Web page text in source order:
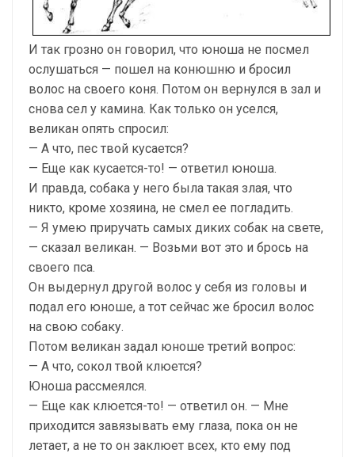
И так грозно он говорил, что юноша не посмел
ослушаться — пошел на конюшню и бросил
волос на своего коня. Потом он вернулся в зал и
снова сел у камина. Как только он уселся,
великан опять спросил:
— А что, пес твой кусается?
— Еще как кусается-то! — ответил юноша.
И правда, собака у него была такая злая, что
никто, кроме хозяина, не смел ее погладить.
— Я умею приручать самых диких собак на свете,
— сказал великан. — Возьми вот это и брось на
своего пса.
Он выдернул другой волос у себя из головы и
подал его юноше, а тот сейчас же бросил волос
на свою собаку.
Потом великан задал юноше третий вопрос:
— А что, сокол твой клюется?
Юноша рассмеялся.
— Еще как клюется-то! — ответил он. — Мне
приходится завязывать ему глаза, пока он не
летает, а не то он заклюет всех, кто ему под